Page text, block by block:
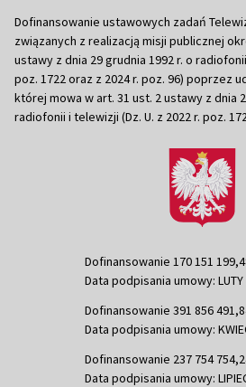
Dofinansowanie ustawowych zadań
związanych z realizacją misji publicznej
ustawy z dnia 29 grudnia 1992 r. o
poz. 1722 oraz z 2024 r. poz. 96) poprzez
której mowa w art. 31 ust. 2 ustawy z dnia
radiofonii i telewizji (Dz. U. z 2022 r. poz.
Dofinansowanie 170 151
Data podpisania umowy: LUTY
Dofinansowanie 391 856
Data podpisania umowy:
Dofinansowanie 237 754
Data podpisania umowy: